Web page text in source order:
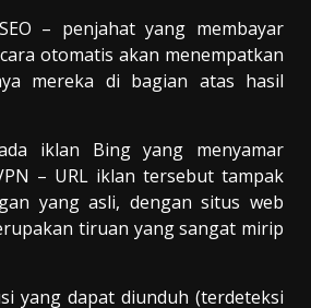
– penjahat yang membayar
otomatis akan menempatkan
mereka di bagian atas hasil
iklan Bing yang menyamar
– URL iklan tersebut tampak
yang asli, dengan situs web
tiruan yang sangat mirip
yang dapat diunduh (terdeteksi